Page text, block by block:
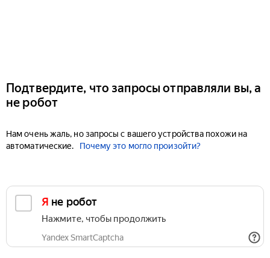
Подтвердите, что запросы отправляли вы, а
не робот
Нам очень жаль, но запросы с вашего устройства похожи на
автоматические.
Почему это могло произойти?
Я не робот
Нажмите, чтобы продолжить
Yandex SmartCaptcha